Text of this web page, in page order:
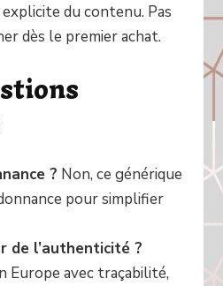
du contenu. Pas
dès le premier achat.
? Non, ce générique
pour simplifier
de l’authenticité ?
Europe avec traçabilité,